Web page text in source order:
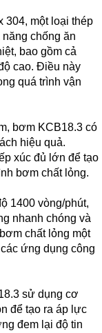
304, một loại thép
chống ăn
bao gồm cả
cao. Điều này
quá trình vận
bơm KCB18.3 có
hiệu quả.
xúc đủ lớn để tạo
bơm chất lỏng.
1400 vòng/phút,
nhanh chóng và
chất lỏng một
ứng dụng công
sử dụng cơ
để tạo ra áp lực
đem lại độ tin